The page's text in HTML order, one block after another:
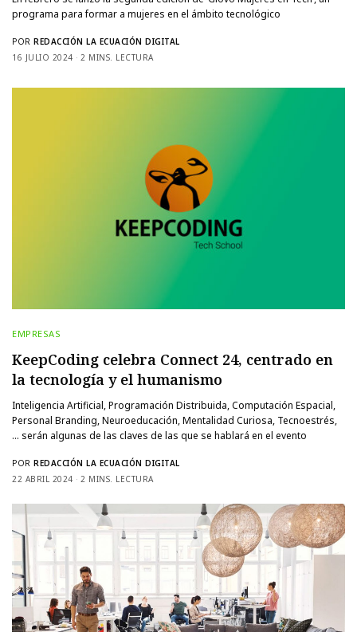
programa para formar a mujeres en el ámbito tecnológico
POR REDACCIÓN LA ECUACIÓN DIGITAL
16 JULIO 2024
2 MINS. LECTURA
EMPRESAS
KeepCoding celebra Connect 24, centrado en
la tecnología y el humanismo
Inteligencia Artificial, Programación Distribuida, Computación Espacial,
Personal Branding, Neuroeducación, Mentalidad Curiosa, Tecnoestrés,
… serán algunas de las claves de las que se hablará en el evento
POR REDACCIÓN LA ECUACIÓN DIGITAL
22 ABRIL 2024
2 MINS. LECTURA